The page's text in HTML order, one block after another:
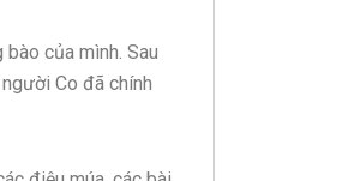
của mình. Sau
Co đã chính